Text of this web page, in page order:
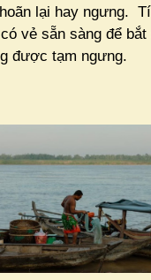
lại hay ngưng.
vẻ sẵn sàng để
được tạm ngưng.